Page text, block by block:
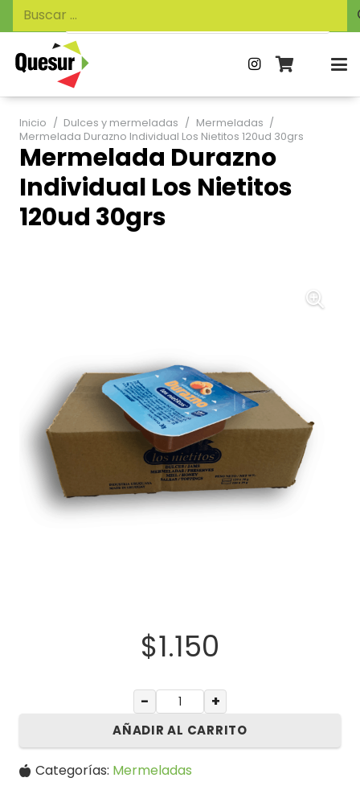
de
productos
Buscar:
Inicio / Dulces y mermeladas / Mermeladas /
Mermelada Durazno Individual Los Nietitos 120ud 30grs
Mermelada Durazno
Individual Los Nietitos
120ud 30grs
$1.150
− +
AÑADIR AL CARRITO
Categorías: Mermeladas